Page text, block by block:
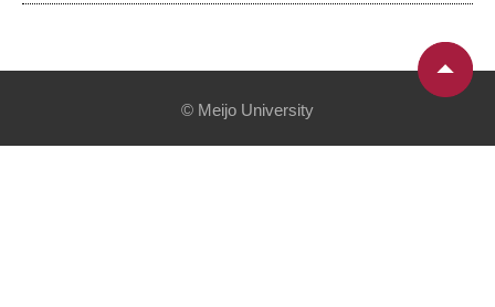
© Meijo University